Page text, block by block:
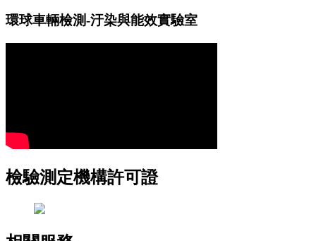
環球車輛檢測-汙染與能效實驗室
檢驗測定機構許可證